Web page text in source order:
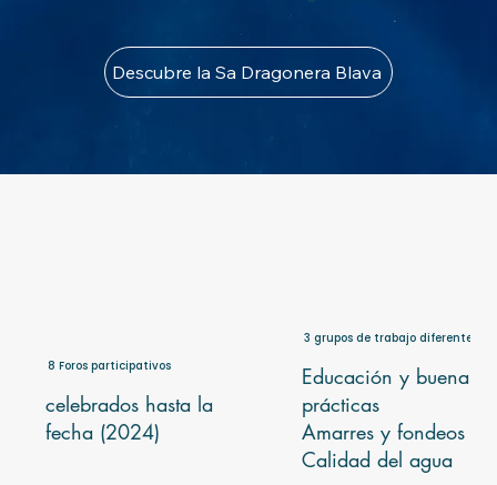
Descubre la Sa Dragonera Blava
8 Foros participativos
celebrados hasta la
fecha (2024)
3 grupos de trabajo diferentes
Educación y buenas
prácticas
Amarres y fondeos
Calidad del agua